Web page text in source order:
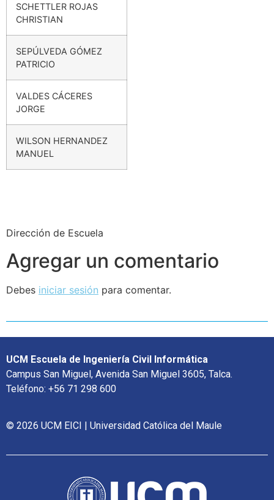
SCHETTLER ROJAS
CHRISTIAN
SEPÚLVEDA GÓMEZ
PATRICIO
VALDES CÁCERES
JORGE
WILSON HERNANDEZ
MANUEL
Dirección de Escuela
Agregar un comentario
Debes iniciar sesión para comentar.
UCM Escuela de Ingeniería Civil Informática
Campus San Miguel, Avenida San Miguel 3605, Talca.
Teléfono: +56 71 298 600
© 2026 UCM EICI | Universidad Católica del Maule